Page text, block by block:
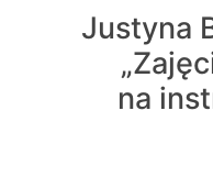
Justyna
na